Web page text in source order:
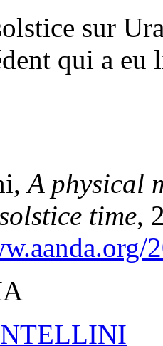
sur
qui a
A physical
time,